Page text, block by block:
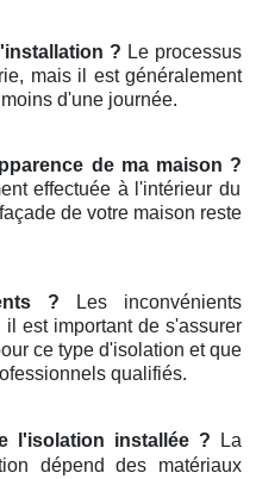
? Le processus
mais il est généralement
d'une journée.
de ma maison ?
effectuée à l'intérieur du
de votre maison reste
? Les inconvénients
est important de s'assurer
ce type d'isolation et que
qualifiés.
l'isolation installée ? La
dépend des matériaux